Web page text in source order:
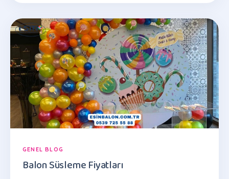
GENEL BLOG
Balon Süsleme Fiyatları